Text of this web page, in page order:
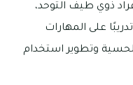
ذوي طيف التوحد،
على المهارات
الحسية وتطوير استخدام